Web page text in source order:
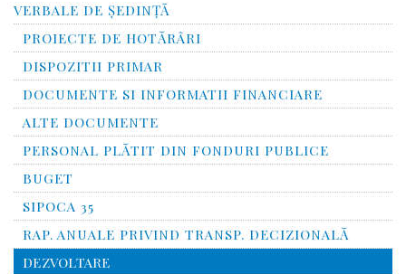
VERBALE DE ȘEDINȚĂ
PROIECTE DE HOTĂRÂRI
DISPOZITII PRIMAR
DOCUMENTE SI INFORMATII FINANCIARE
ALTE DOCUMENTE
PERSONAL PLĂTIT DIN FONDURI PUBLICE
BUGET
SIPOCA 35
RAP. ANUALE PRIVIND TRANSP. DECIZIONALĂ
DEZVOLTARE